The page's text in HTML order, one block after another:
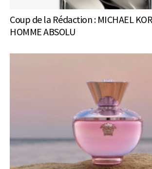
Coup de la Rédaction : MICHAEL
HOMME ABSOLU